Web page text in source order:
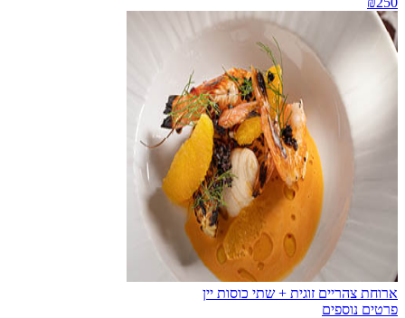
ארוחת צהריים זוגית + שתי כוסות יין
פרטים נוספים